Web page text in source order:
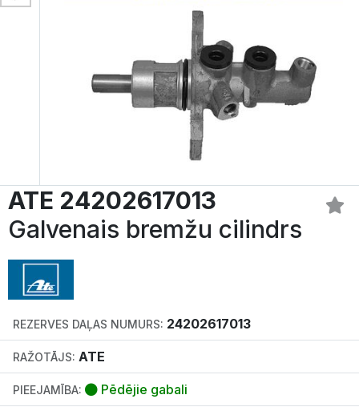
ATE 24202617013
Galvenais bremžu cilindrs
REZERVES DAĻAS NUMURS: 24202617013
RAŽOTĀJS: ATE
PIEEJAMĪBA: Pēdējie gabali